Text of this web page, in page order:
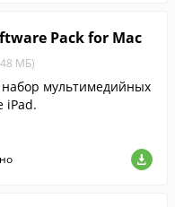
Pack for Mac
МБ)
мультимедийных
iPad.